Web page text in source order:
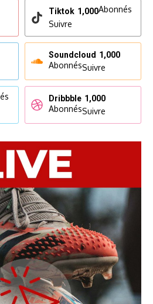
Tiktok 1,000Abonnés
Suivre
Soundcloud 1,000
AbonnésSuivre
Dribbble 1,000
AbonnésSuivre